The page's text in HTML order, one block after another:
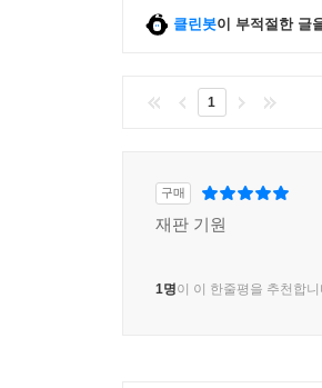
클린봇이 부적절한 글
1
구매
재판 기원
1명이 이 한줄평을 추천합니